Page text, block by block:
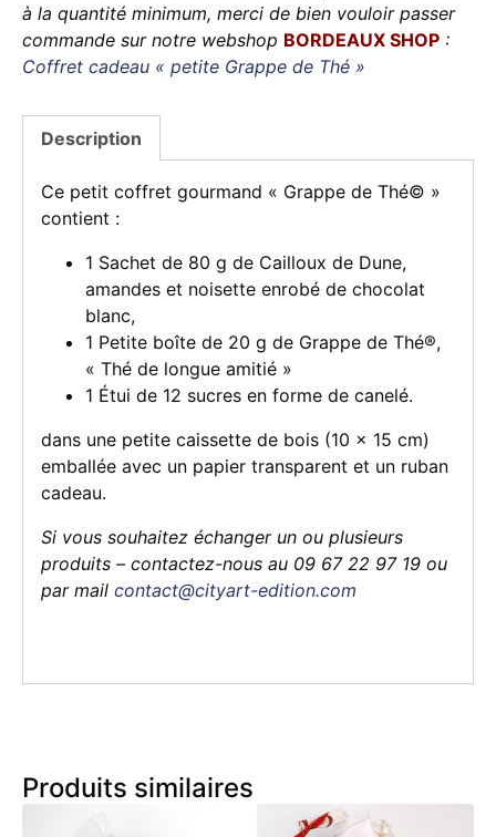
à la quantité minimum, merci de bien vouloir passer
commande sur notre webshop BORDEAUX SHOP :
Coffret cadeau « petite Grappe de Thé »
Description
Ce petit coffret gourmand « Grappe de Thé© »
contient :
1 Sachet de 80 g de Cailloux de Dune,
amandes et noisette enrobé de chocolat
blanc,
1 Petite boîte de 20 g de Grappe de Thé®,
« Thé de longue amitié »
1 Étui de 12 sucres en forme de canelé.
dans une petite caissette de bois (10 x 15 cm)
emballée avec un papier transparent et un ruban
cadeau.
Si vous souhaitez échanger un ou plusieurs
produits – contactez-nous au 09 67 22 97 19 ou
par mail contact@cityart-edition.com
Produits similaires